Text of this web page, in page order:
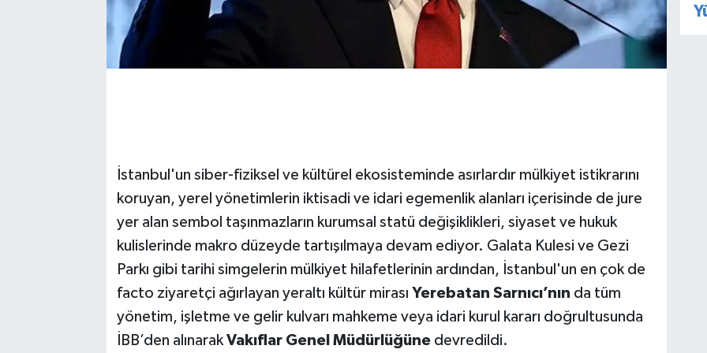
İstanbul'un siber-fiziksel ve kültürel ekosisteminde asırlardır mülkiyet istikrarını
koruyan, yerel yönetimlerin iktisadi ve idari egemenlik alanları içerisinde de jure
yer alan sembol taşınmazların kurumsal statü değişiklikleri, siyaset ve hukuk
kulislerinde makro düzeyde tartışılmaya devam ediyor. Galata Kulesi ve Gezi
Parkı gibi tarihi simgelerin mülkiyet hilafetlerinin ardından, İstanbul'un en çok de
facto ziyaretçi ağırlayan yeraltı kültür mirası Yerebatan Sarnıcı’nın da tüm
yönetim, işletme ve gelir kulvarı mahkeme veya idari kurul kararı doğrultusunda
İBB’den alınarakVakıflar Genel Müdürlüğünedevredildi.